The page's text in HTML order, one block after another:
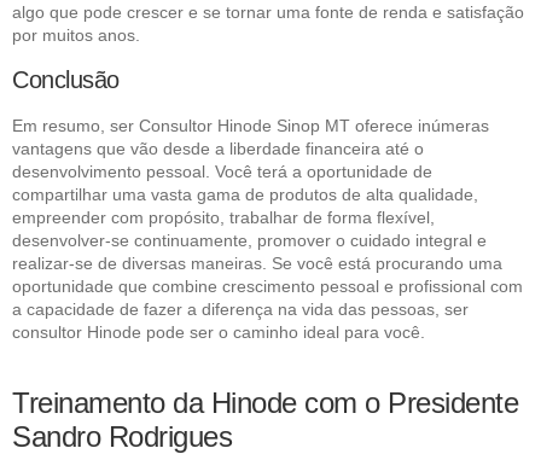
algo que pode crescer e se tornar uma fonte de renda e satisfação
por muitos anos.
Conclusão
Em resumo, ser Consultor Hinode Sinop MT oferece inúmeras
vantagens que vão desde a liberdade financeira até o
desenvolvimento pessoal. Você terá a oportunidade de
compartilhar uma vasta gama de produtos de alta qualidade,
empreender com propósito, trabalhar de forma flexível,
desenvolver-se continuamente, promover o cuidado integral e
realizar-se de diversas maneiras. Se você está procurando uma
oportunidade que combine crescimento pessoal e profissional com
a capacidade de fazer a diferença na vida das pessoas, ser
consultor Hinode pode ser o caminho ideal para você.
Treinamento da Hinode com o Presidente
Sandro Rodrigues